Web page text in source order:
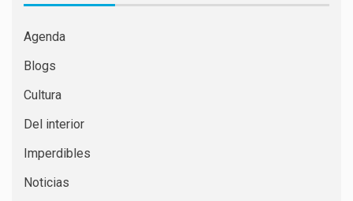
Agenda
Blogs
Cultura
Del interior
Imperdibles
Noticias